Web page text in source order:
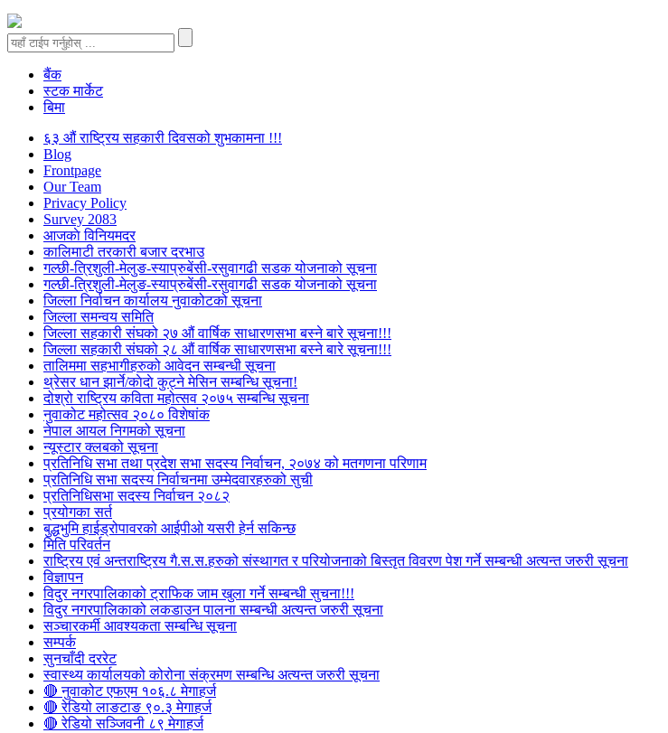
बैंक
स्टक मार्केट
बिमा
६३ औं राष्ट्रिय सहकारी दिवसको शुभकामना !!!
Blog
Frontpage
Our Team
Privacy Policy
Survey 2083
आजकाे विनियमदर
कालिमाटी तरकारी बजार दरभाउ
गल्छी-त्रिशुली-मेलुङ-स्याप्रुबेंसी-रसुवागढी सडक योजनाको सूचना
गल्छी-त्रिशुली-मेलुङ-स्याप्रुबेंसी-रसुवागढी सडक योजनाको सूचना
जिल्ला निर्वाचन कार्यालय नुवाकोटको सूचना
जिल्ला समन्वय समिति
जिल्ला सहकारी संघको २७ औं वार्षिक साधारणसभा बस्ने बारे सूचना!!!
जिल्ला सहकारी संघको २८ औं वार्षिक साधारणसभा बस्ने बारे सूचना!!!
तालिममा सहभागीहरुको आवेदन सम्बन्धी सूचना
थ्रेसर धान झार्ने/काेदाे कुट्ने मेसिन सम्बन्धि सूचना!
दोश्रो राष्ट्रिय कविता महोत्सव २०७५ सम्बन्धि सूचना
नुवाकोट महोत्सव २०८० विशेषांक
नेपाल आयल निगमको सूचना
न्यूस्टार क्लबको सूचना
प्रतिनिधि सभा तथा प्रदेश सभा सदस्य निर्वाचन, २०७४ को मतगणना परिणाम
प्रतिनिधि सभा सदस्य निर्वाचनमा उम्मेदवारहरुको सुची
प्रतिनिधिसभा सदस्य निर्वाचन २०८२
प्रयोगका सर्त
बुद्धभुमि हाईड्रोपावरको आईपीओ यसरी हेर्न सकिन्छ
मिति परिवर्तन
राष्ट्रिय एवं अन्तराष्ट्रिय गै.स.स.हरुको संस्थागत र परियोजनाको बिस्तृत विवरण पेश गर्ने सम्बन्धी अत्यन्त जरुरी सूचना
विज्ञापन
विदुर नगरपालिकाको ट्राफिक जाम खुला गर्ने सम्बन्धी सुचना!!!
विदुर नगरपालिकाको लकडाउन पालना सम्बन्धी अत्यन्त जरुरी सूचना
सञ्चारकर्मी आवश्यकता सम्बन्धि सूचना
सम्पर्क
सुनचाँदी दररेट
स्वास्थ्य कार्यालयको कोरोना संक्रमण सम्बन्धि अत्यन्त जरुरी सूचना
🔴 नुवाकोट एफएम १०६.८ मेगाहर्ज
🔴 रेडियो लाङटाङ ९०.३ मेगाहर्ज
🔴 रेडियो सञ्जिवनी ८९ मेगाहर्ज